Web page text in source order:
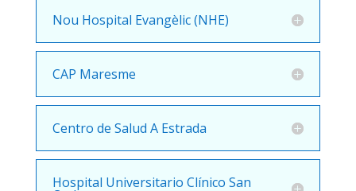
Nou Hospital Evangèlic (NHE)
CAP Maresme
Centro de Salud A Estrada
Hospital Universitario Clínico San